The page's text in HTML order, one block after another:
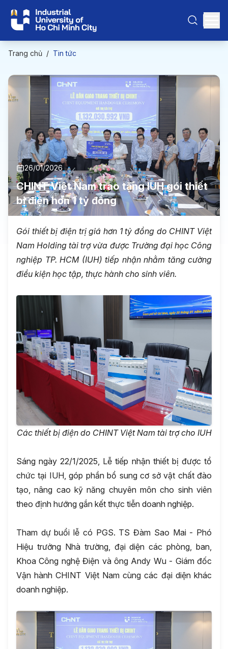
Trang chủ / Tin tức
26/01/2026
CHINT Việt Nam trao tặng IUH gói thiết
bị điện hơn 1 tỷ đồng
Gói thiết bị điện trị giá hơn 1 tỷ đồng do CHINT Việt
Nam Holding tài trợ vừa được Trườngđại học Công
nghiệp TP. HCM (IUH) tiếp nhận nhằm tăng cường
điều kiện học tập, thực hành cho sinh viên.
Các thiết bị điện do CHINT Việt Nam tài trợ cho IUH
Sáng ngày 22/1/2025, Lễ tiếp nhận thiết bị được tổ
chức tại IUH, góp phần bổ sung cơ sở vật chất đào
tạo, nâng cao kỹ năng chuyên môn cho sinh viên
theo định hướng gắn kết thực tiễn doanh nghiệp.
Tham dự buổi lễ có PGS. TS Đàm Sao Mai - Phó
Hiệu trưởng Nhà trường, đại diện các phòng, ban,
Khoa Công nghệ Điện và ông Andy Wu - Giám đốc
Vận hành CHINT Việt Nam cùng các đại diện khác
doanh nghiệp.